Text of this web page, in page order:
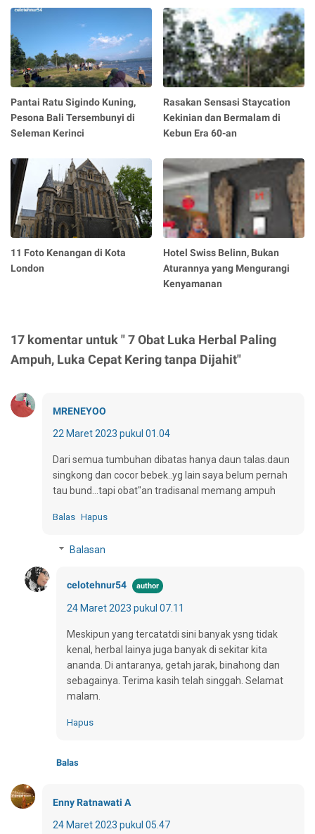
Pantai Ratu Sigindo Kuning,
Pesona Bali Tersembunyi di
Seleman Kerinci
Rasakan Sensasi Staycation
Kekinian dan Bermalam di
Kebun Era 60-an
11 Foto Kenangan di Kota
London
Hotel Swiss Belinn, Bukan
Aturannya yang Mengurangi
Kenyamanan
17 komentar untuk " 7 Obat Luka Herbal Paling
Ampuh, Luka Cepat Kering tanpa Dijahit"
MRENEYOO
22 Maret 2023 pukul 01.04
Dari semua tumbuhan dibatas hanya daun talas.daun
singkong dan cocor bebek..yg lain saya belum pernah
tau bund...tapi obat"an tradisanal memang ampuh
Balas Hapus
Balasan
celotehnur54
24 Maret 2023 pukul 07.11
Meskipun yang tercatatdi sini banyak ysng tidak
kenal, herbal lainya juga banyak di sekitar kita
ananda. Di antaranya, getah jarak, binahong dan
sebagainya. Terima kasih telah singgah. Selamat
malam.
Hapus
Balas
Enny Ratnawati A
24 Maret 2023 pukul 05.47